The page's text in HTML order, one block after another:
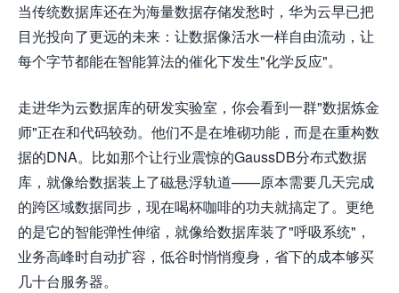
当传统数据库还在为海量数据存储发愁时，华为云早已把
目光投向了更远的未来：让数据像活水一样自由流动，让
每个字节都能在智能算法的催化下发生"化学反应"。
走进华为云数据库的研发实验室，你会看到一群"数据炼金
师"正在和代码较劲。他们不是在堆砌功能，而是在重构数
据的DNA。比如那个让行业震惊的GaussDB分布式数据
库，就像给数据装上了磁悬浮轨道——原本需要几天完成
的跨区域数据同步，现在喝杯咖啡的功夫就搞定了。更绝
的是它的智能弹性伸缩，就像给数据库装了"呼吸系统"，
业务高峰时自动扩容，低谷时悄悄瘦身，省下的成本够买
几十台服务器。